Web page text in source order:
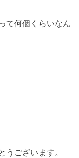
て何個くらいなん
うございます。